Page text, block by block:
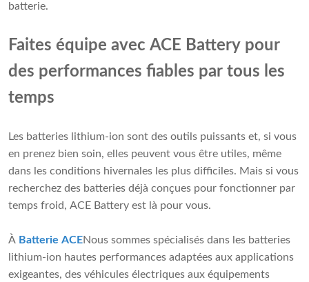
batterie.
Faites équipe avec ACE Battery pour
des performances fiables par tous les
temps
Les batteries lithium-ion sont des outils puissants et, si vous
en prenez bien soin, elles peuvent vous être utiles, même
dans les conditions hivernales les plus difficiles. Mais si vous
recherchez des batteries déjà conçues pour fonctionner par
temps froid, ACE Battery est là pour vous.
À Batterie ACENous sommes spécialisés dans les batteries
lithium-ion hautes performances adaptées aux applications
exigeantes, des véhicules électriques aux équipements